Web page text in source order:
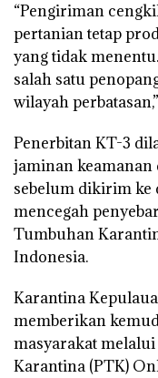
“Pengiriman
pertanian tetap
yang tidak
salah satu
wilayah
Penerbitan KT-3
jaminan keamanan
sebelum dikirim ke
mencegah
Tumbuhan
Indonesia.
Karantina
memberikan
masyarakat
Karantina (PTK)